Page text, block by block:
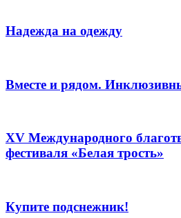
Надежда на одежду
Вместе и рядом.
XV Международного
фестиваля «Белая трость»
Купите подснежник!